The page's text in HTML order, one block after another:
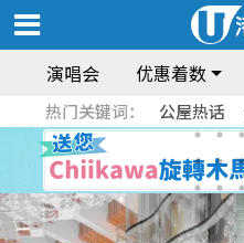
演唱会 优惠着数
热门关键词： 公屋热话